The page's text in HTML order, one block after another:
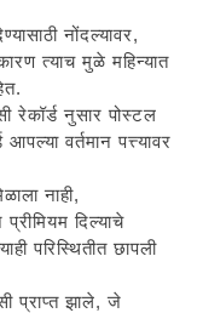
नोंदल्यावर,
त्याच मुळे महिन्यात
रेकॉर्ड नुसार पोस्टल
वर्तमान पत्त्यावर
नाही,
दिल्याचे
परिस्थितीत छापली
प्राप्त झाले, जे